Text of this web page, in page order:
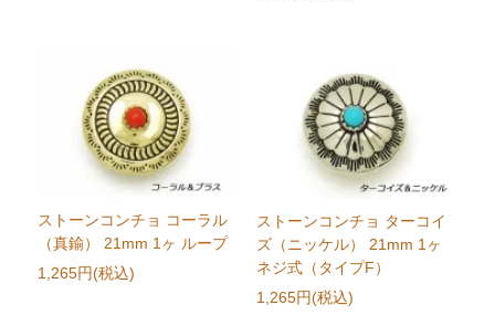
ストーンコンチョ コーラル
（真鍮） 21mm 1ヶ ループ
1,265円(税込)
ストーンコンチョ ターコイ
ズ（ニッケル） 21mm 1ヶ
ネジ式（タイプF）
1,265円(税込)